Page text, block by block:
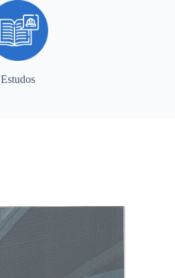
Estudos